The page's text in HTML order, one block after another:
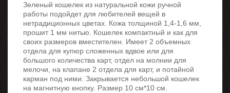
Зеленый кошелек из натуральной кожи ручной
работы подойдет для любителей вещей в
нетрадиционных цветах. Кожа толщиной 1,4-1,6 мм,
прошит 1 мм нитью. Кошелек компактный и как для
своих размеров вместителен. Имеет 2 объемных
отдела для купюр сложенных вдвое или для
большого количества карт, отдел на молнии для
мелочи, на клапане 2 отдела для карт, и потайной
карман под ними. Закрывается небольшой кошелек
на магнитную кнопку. Размер 10 см*10 см.